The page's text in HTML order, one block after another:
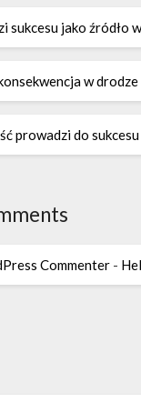
sukcesu jako źródło
w drodze
prowadzi do sukcesu
Commenter -